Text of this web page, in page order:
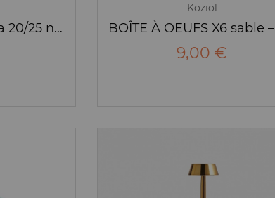
Cadre photo Prisma 20/25 noir - Umbra
Koziol
9,00 €